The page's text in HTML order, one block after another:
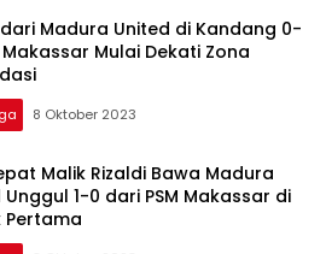
Madura United di Kandang 0-
Makassar Mulai Dekati Zona
8 Oktober 2023
Malik Rizaldi Bawa Madura
Unggul 1-0 dari PSM Makassar di
Pertama